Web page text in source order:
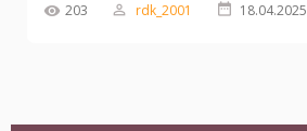
203 rdk_2001 18.04.2025